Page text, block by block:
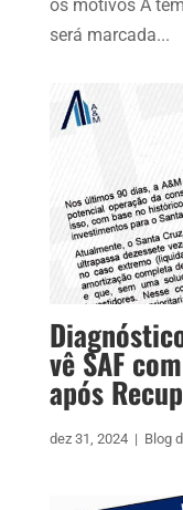
os motivos A
será marcada...
vê SAF
após
dez 31, 2024 | Blog